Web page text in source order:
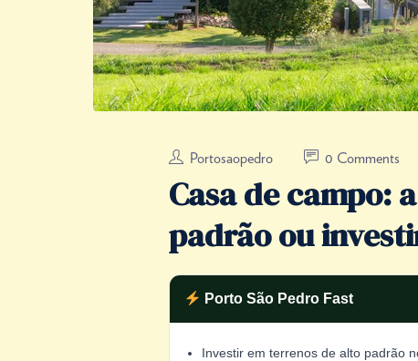
Portosaopedro 0 Comments
Casa de campo:
padrão ou
Porto São Pedro Fast
Investir em terrenos de alto padrão